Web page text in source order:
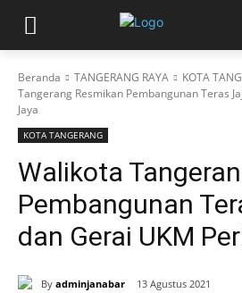
Beranda TANGERANG RAYA KOTA
Tangerang Resmikan Pembangunan Teras
Jaya
KOTA TANGERANG
Walikota
Pembangunan
dan Gerai UKM
By adminjanabar 13 Agustus 2021